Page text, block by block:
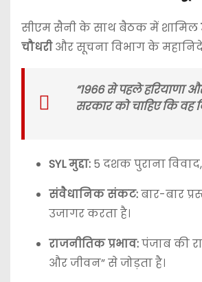
सीएम सैनी के साथ बैठक में शामिल
चौधरीऔर सूचना विभाग के
“1966 से पहले हरियाणा
सरकार को चाहिए कि वह
SYL मुद्दा: 5 दशक पुराना
संवैधानिक संकट:बार-बार
उजागर करता है।
राजनीतिक प्रभाव:पंजाब की
और जीवन” से जोड़ता है।